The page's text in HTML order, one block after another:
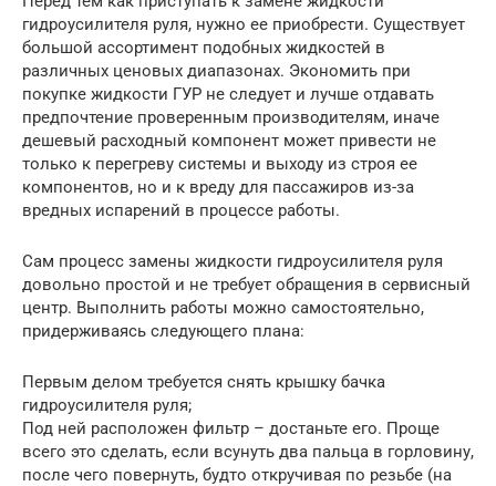
гидроусилителя руля, нужно ее приобрести. Существует
большой ассортимент подобных жидкостей в
различных ценовых диапазонах. Экономить при
покупке жидкости ГУР не следует и лучше отдавать
предпочтение проверенным производителям, иначе
дешевый расходный компонент может привести не
только к перегреву системы и выходу из строя ее
компонентов, но и к вреду для пассажиров из-за
вредных испарений в процессе работы.
Сам процесс замены жидкости гидроусилителя руля
довольно простой и не требует обращения в сервисный
центр. Выполнить работы можно самостоятельно,
придерживаясь следующего плана:
Первым делом требуется снять крышку бачка
гидроусилителя руля;
Под ней расположен фильтр – достаньте его. Проще
всего это сделать, если всунуть два пальца в горловину,
после чего повернуть, будто откручивая по резьбе (на